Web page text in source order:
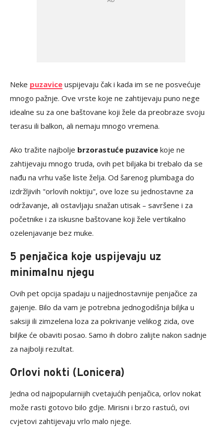
Neke puzavice uspijevaju čak i kada im se ne posvećuje
mnogo pažnje. Ove vrste koje ne zahtijevaju puno nege
idealne su za one baštovane koji žele da preobraze svoju
terasu ili balkon, ali nemaju mnogo vremena.
Ako tražite najbolje brzorastuće puzavice koje ne
zahtijevaju mnogo truda, ovih pet biljaka bi trebalo da se
nađu na vrhu vaše liste želja. Od šarenog plumbaga do
izdržljivih "orlovih noktiju", ove loze su jednostavne za
održavanje, ali ostavljaju snažan utisak – savršene i za
početnike i za iskusne baštovane koji žele vertikalno
ozelenjavanje bez muke.
5 penjačica koje uspijevaju uz
minimalnu njegu
Ovih pet opcija spadaju u najjednostavnije penjačice za
gajenje. Bilo da vam je potrebna jednogodišnja biljka u
saksiji ili zimzelena loza za pokrivanje velikog zida, ove
biljke će obaviti posao. Samo ih dobro zalijte nakon sadnje
za najbolji rezultat.
Orlovi nokti (Lonicera)
Jedna od najpopularnijih cvetajućih penjačica, orlov nokat
može rasti gotovo bilo gdje. Mirisni i brzo rastući, ovi
cvjetovi zahtijevaju vrlo malo njege.